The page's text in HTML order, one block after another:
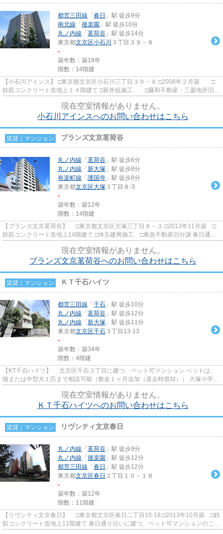
都営三田線 「 春日 」駅 徒歩9分
南北線 「 後楽園 」駅 徒歩10分
丸ノ内線 「 茗荷谷 」駅 徒歩14分
東京都文京区小石川 ３丁目３９－８
-
築年数：築18年
階数：14階建
【小石川アインス】 □東京都文京区小石川三丁目３９－８ □2008年２月築 □
鉄筋コンクリート造地上１４階建て □新井組施工 □藤和不動産・三菱地所旧分
現在空室情報がありません。
小石川アインスへのお問い合わせはこちら
賃貸｜マンション ブランズ文京茗荷谷
丸ノ内線 「 茗荷谷 」駅 徒歩6分
丸ノ内線 「 新大塚 」駅 徒歩8分
有楽町線 「 護国寺 」駅 徒歩8分
東京都文京区大塚 ３丁目８-3
-
築年数：築12年
階数：14階建
【ブランズ文京茗荷谷】 □東京都文京区大塚三丁目８－３ □2013年11月築 □
鉄筋コンクリート造地上14階建て □埼玉建興施工 □東急不動産旧分譲 春日通り
現在空室情報がありません。
ブランズ文京茗荷谷へのお問い合わせはこちら
賃貸｜マンション ＫＴ千石ハイツ
都営三田線 「 千石 」駅 徒歩10分
丸ノ内線 「 茗荷谷 」駅 徒歩12分
丸ノ内線 「 新大塚 」駅 徒歩11分
東京都文京区千石 ３丁目13-13
-
築年数：築34年
階数：4階建
【KT千石ハイツ】 文京区千石３丁目に建つ、ペット可マンション ペットは、
猫または中型犬１匹まで相談可能（敷金１ヶ月追加（退去時償却）） 大塚小学校
現在空室情報がありません。
ＫＴ千石ハイツへのお問い合わせはこちら
賃貸｜マンション リヴシティ文京春日
丸ノ内線 「 茗荷谷 」駅 徒歩9分
丸ノ内線 「 後楽園 」駅 徒歩12分
都営三田線 「 春日 」駅 徒歩12分
東京都文京区春日 ２丁目１０－１８
-
築年数：築12年
階数：11階建
【リヴシティ文京春日】 □東京都文京区春日二丁目10-18 □2013年10月築 □鉄
筋コンクリート造地上11階建て 春日通り沿いに建つ、ペット可マンションのご紹